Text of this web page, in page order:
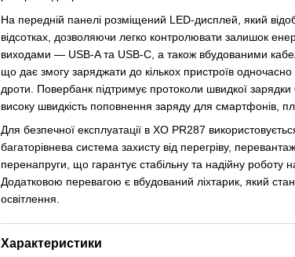
На передній панелі розміщений LED-дисплей, який
відсотках, дозволяючи легко контролювати залишок
виходами — USB-A та USB-C, а також вбудованими
що дає змогу заряджати до кількох пристроїв одночасно
дроти. Повербанк підтримує протоколи швидкої
високу швидкість поповнення заряду для смартфонів,
Для безпечної експлуатації в XO PR287
багаторівнева система захисту від перегріву,
перенапруги, що гарантує стабільну та надійну роботу
Додатковою перевагою є вбудований ліхтарик, який
освітлення.
Характеристики